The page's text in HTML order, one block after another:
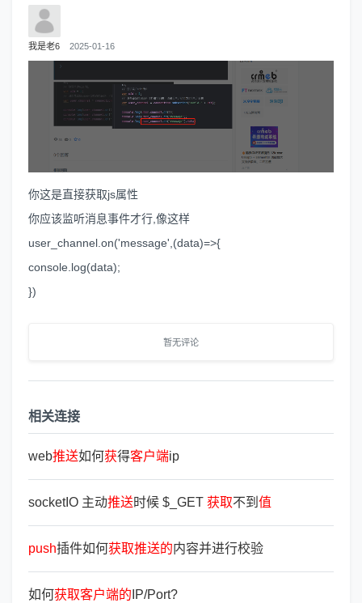
我是老6 2025-01-16
你这是直接获取js属性
你应该监听消息事件才行,像这样
user_channel.on('message',(data)=>{
console.log(data);
})
暂无评论
相关连接
web推送如何获得客户端ip
socketIO 主动推送时候 $_GET 获取不到 值
push插件如何获取推送的内容并进行校验
如何获取客户端的 IP/Port?